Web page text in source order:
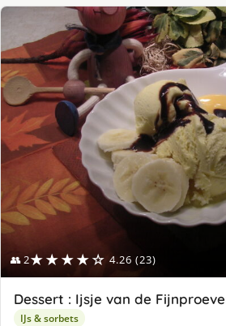
👥 2★★★★☆ 4.26 (23)
Dessert : Ijsje van de
IJs & sorbets